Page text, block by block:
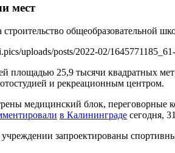
мест
общеобразовательной
uploads/posts/2022-02/
площадью 25,9 тысячи квадратных
и рекреационным центром.
медицинский блок, переговорные
в Калининграде сегодня,
учреждении запроектированы